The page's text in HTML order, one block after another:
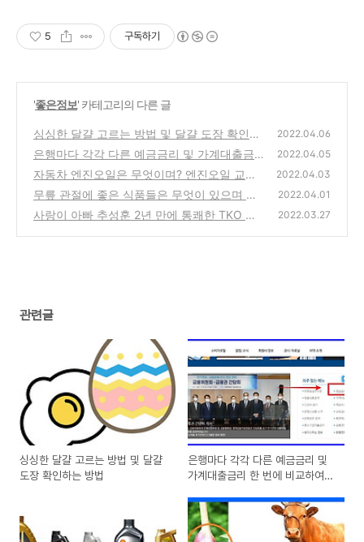
5 구독하기
'좋은정보' 카테고리의 다른 글
싱싱한 달걀 고르는 방법 및 달걀 도장 확인하
는 방법
(0)
2022.04.06
은행마다 각각 다른 예금금리 및 가계대출금리
한 번에 비교하여 가입하기
(0)
2022.04.05
자동차 엔진오일은 무엇이며? 엔진오일 교환
시기는?
(0)
2022.04.03
무릎 관절에 좋은 식품들은 무엇이 있으며 효
능은?
(0)
2022.04.01
사랑이 아빠 추성훈 2년 만에 통쾌한 TKO 승
2022.03.27
관련글
싱싱한 달걀 고르는 방법 및 달걀
도장 확인하는 방법
은행마다 각각 다른 예금금리 및
가계대출금리 한 번에 비교하여